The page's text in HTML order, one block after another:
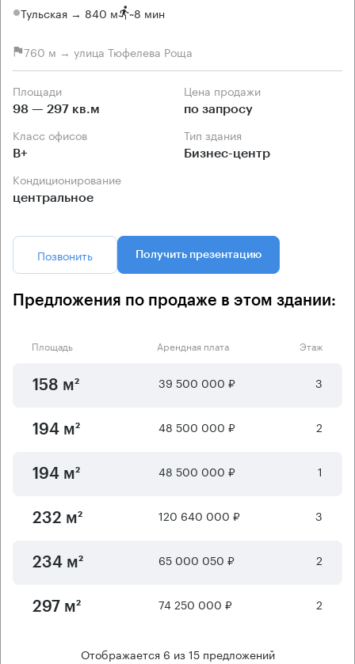
Тульская → 840 м ~8 мин
760 м → улица Тюфелева Роща
Площади
98 — 297 кв.м
Цена продажи
по запросу
Класс офисов
B+
Тип здания
Бизнес-центр
Кондиционирование
центральное
Позвонить Получить презентацию
Предложения по продаже в этом здании:
Площадь Арендная плата Этаж
158 м² 39 500 000 ₽ 3
194 м² 48 500 000 ₽ 2
194 м² 48 500 000 ₽ 1
232 м² 120 640 000 ₽ 3
234 м² 65 000 050 ₽ 2
297 м² 74 250 000 ₽ 2
Отображается 6 из15предложений